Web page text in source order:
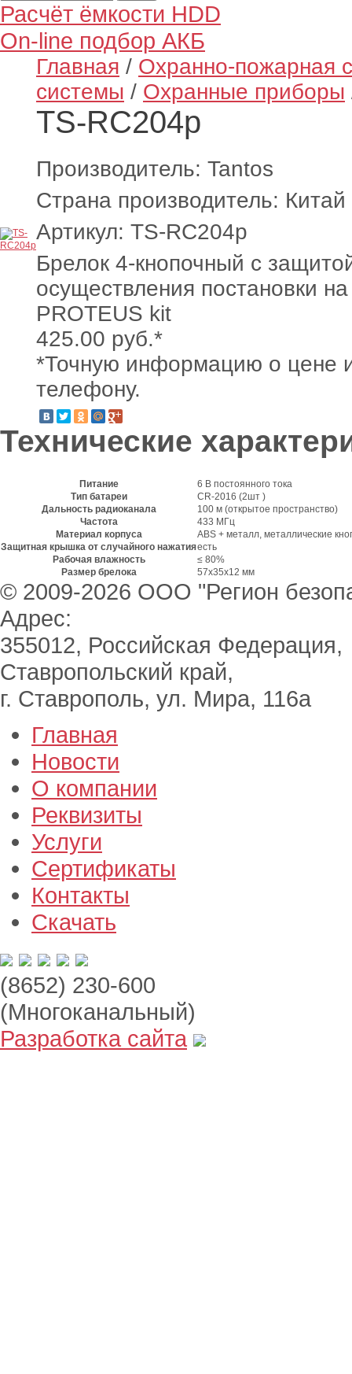
Расчёт ёмкости HDD
On-line подбор АКБ
Главная / Охранно-пожарная
системы / Охранные приборы
TS-RC204p
Производитель: Tantos
Страна производитель: Китай
Артикул: TS-RC204p
Брелок 4-кнопочный с
осуществления постановки
PROTEUS kit
425.00 руб.*
*Точную информацию о цене
телефону.
Технические
Питание
6 В постоянного тока
Тип батареи
CR-2016 (2шт )
Дальность радиоканала
100 м (открытое пространство)
Частота
433 МГц
Материал корпуса
ABS + металл, металлические
Защитная крышка от случайного нажатияесть
Рабочая влажность
≤ 80%
Размер брелока
57х35х12 мм
© 2009-2026 ООО "Регион
Адрес:
355012, Российская Федерация,
Ставропольский край,
г. Ставрополь, ул. Мира, 116а
Главная
Новости
О компании
Реквизиты
Услуги
Сертификаты
Контакты
Скачать
(8652) 230-600
(Многоканальный)
Разработка сайта